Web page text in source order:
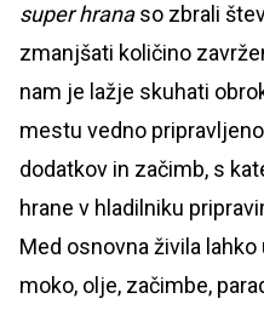
super hranaso zbrali
zmanjšati količino
nam je lažje skuhati
mestu vedno
dodatkov in začimb, s
hrane v hladilniku
Med osnovna živila
moko, olje, začimbe,